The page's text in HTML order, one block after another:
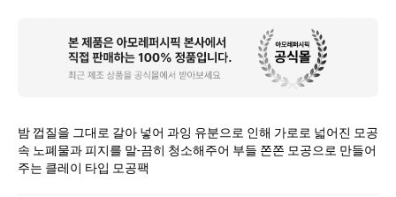
밤 껍질을 그대로 갈아 넣어 과잉 유분으로 인해 가로로 넓어진 모공
속 노폐물과 피지를 말-끔히 청소해주어 부들 쫀쫀 모공으로 만들어
주는 클레이 타입 모공팩